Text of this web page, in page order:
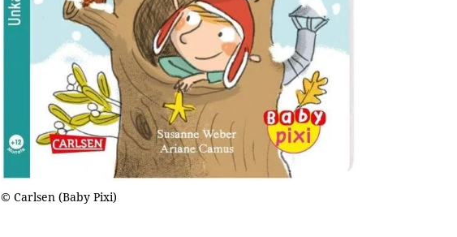
© Carlsen (Baby Pixi)